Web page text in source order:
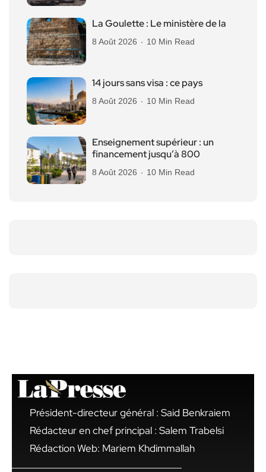
La Goulette : Le ministère de la
8 Août 2026 10 Min Read
14 jours sans visa : ce pays
8 Août 2026 10 Min Read
Enseignement supérieur : un
financement jusqu’à 800
8 Août 2026 10 Min Read
Président-directeur général : Said Benkraiem
Rédacteur en chef principal : Salem Trabelsi
Rédaction Web: Mariem Khdimmallah